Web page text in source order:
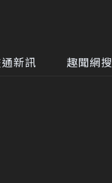
新訊 趣聞網搜